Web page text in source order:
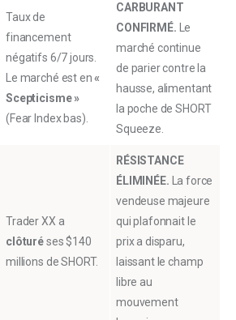
Taux de
financement
négatifs 6/7 jours.
Le marché est en«
Scepticisme »
(Fear Index bas).
CARBURANT
CONFIRMÉ. Le
marché continue
de parier contre la
hausse, alimentant
la poche de SHORT
Squeeze.
Trader XX a
clôturéses $140
millions de SHORT.
RÉSISTANCE
ÉLIMINÉE. La force
vendeuse majeure
qui plafonnait le
prix a disparu,
laissant le champ
libre au
mouvement